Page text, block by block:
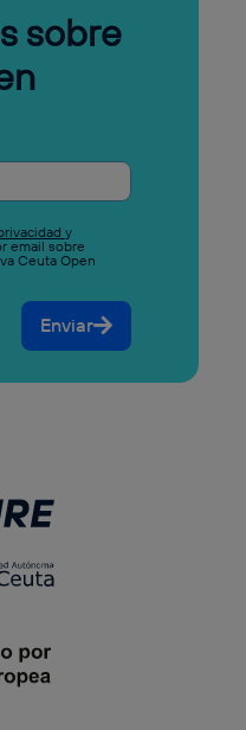
sobre
y
email sobre
Ceuta Open
Enviar